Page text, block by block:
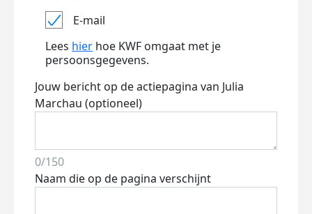
E-mail
Lees hier hoe KWF omgaat met je
persoonsgegevens.
Jouw bericht op de actiepagina van Julia
Marchau (optioneel)
0/150
Naam die op de pagina verschijnt